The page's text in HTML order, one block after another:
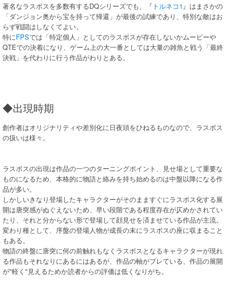
著名なラスボスを多数有するDQシリーズでも、『 トルネコ1』はまさかの
「ダンジョン奥から宝を持って帰還」が最後の試練であり、特別な敵はお
らず戦闘はしなくてよい。
特にFPSでは「特定個人」としてのラスボスが存在しないかムービーや
QTEでの決着になり、ゲーム上の大一番としては大量の雑魚と戦う「最終
決戦」を代わりに行う作品がわりとある。
◆出現時期
創作者はオリジナリティや差別化に日夜頭をひねるものなので、ラスボス
の扱いは様々。
ラスボスの出現は作品の一つのターニングポイント、見せ場として重要な
ものになるため、本格的に物語と絡みを持ち始めるのは中盤以降になる作
品が多い。
しかしいきなり登場したキャラクターがそのまますぐにラスボス化する展
開は唐突感がぬぐえないため、早い段階である程度存在が仄めかされてい
たり、それと分からない形で登場して顔見せを済ませている作品が主流。
変わり種として、序盤の登場人物が成長の末にラスボスの座に収まること
もある。
物語の終盤に唐突に何の前触れもなくラスボスとなるキャラクターが現れ
る作品もそれなりにあるにはあるが、作品の軸がブレている、作品の展開
が"軽く"見えるためか読者からの評価は低くなりがち。